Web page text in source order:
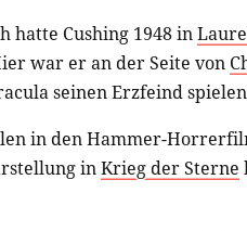
hatte Cushing 1948 in
war er an der Seite von
seinen Erzfeind
in den Hammer-
inKrieg der Sterne